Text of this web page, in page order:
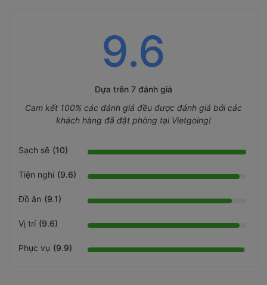
9.6
Dựa trên 7 đánh giá
Cam kết 100% các đánh giá đều được đánh giá bởi các
khách hàng đã đặt phòng tại Vietgoing!
Sạch sẽ (10)
Tiện nghi (9.6)
Đồ ăn (9.1)
Vị trí (9.6)
Phục vụ (9.9)